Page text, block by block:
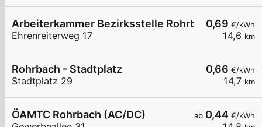
0,69 €/kWh
14,6 km
Arbeiterkammer Bezirksstelle Rohrbach
Ehrenreiterweg 17
0,66 €/kWh
14,7 km
Rohrbach - Stadtplatz
Stadtplatz 29
ab 0,44 €/kWh
ÖAMTC Rohrbach (AC/DC)